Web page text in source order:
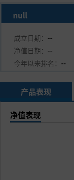
null
成立日期： --
净值日期： --
今年以来排名： --
产品表现
净值表现